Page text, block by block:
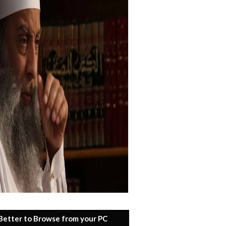
to Browse from your PC